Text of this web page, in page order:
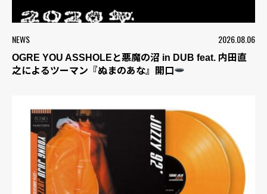
NEWS 2026.08.06
OGRE YOU ASSHOLEと悪魔の沼 in DUB feat. 内田直
之によるツーマン『ぬまのあな』開口